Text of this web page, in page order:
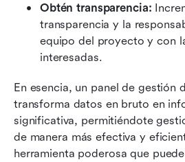
Obtén transparencia:
transparencia y la
equipo del proyecto y con
interesadas.
En esencia, un panel de gestión
transforma datos en bruto en
significativa, permitiéndote
de manera más efectiva y
herramienta poderosa que